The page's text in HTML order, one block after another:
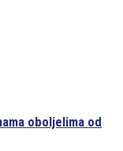
oboljelima od